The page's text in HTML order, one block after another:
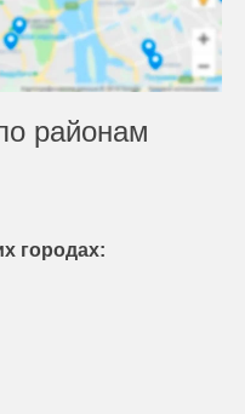
районам
городах: